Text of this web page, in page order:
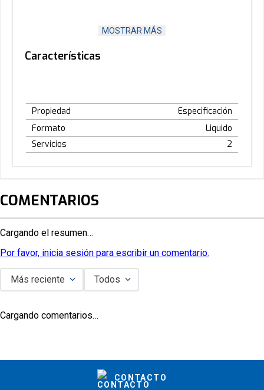
La encontraras en 5 deliciosos Sabores.
Contenido Neto : 473ml.
MOSTRAR MÁS
Características
Propiedad
Especificación
Formato
Liquido
Servicios
2
COMENTARIOS
Cargando el resumen…
Por favor, inicia sesión para escribir un comentario.
Más reciente Todos
Cargando comentarios…
CONTACTO